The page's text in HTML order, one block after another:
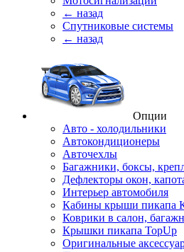
← назад
Спутниковые системы
← назад
Опции
Авто - холодильники
Автокондиционеры
Авточехлы
Багажники, боксы,
Дефлекторы окон,
Интерьер автомобиля
Кабины крыши пикапа
Коврики в салон,
Крышки пикапа TopUp
Оригинальные